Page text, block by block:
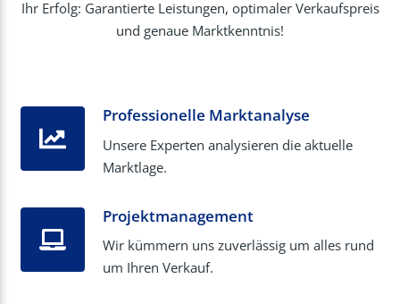
Ihr Erfolg: Garantierte Leistungen, optimaler Verkaufspreis
und genaue Marktkenntnis!
Professionelle Marktanalyse
Unsere Experten analysieren die aktuelle
Marktlage.
Projektmanagement
Wir kümmern uns zuverlässig um alles rund
um Ihren Verkauf.